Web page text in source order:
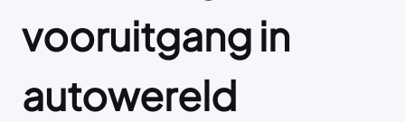
vooruitgang in
autowereld